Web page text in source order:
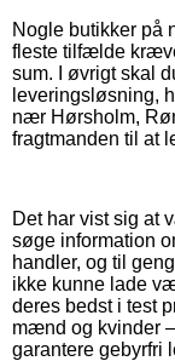
Nogle butikker på
fleste tilfælde
sum. I øvrigt skal
leveringsløsning,
nær Hørsholm,
fragtmanden til at
Det har vist sig at
søge information
handler, og til
ikke kunne lade
deres bedst i test
mænd og kvinder
garantere gebyrfri